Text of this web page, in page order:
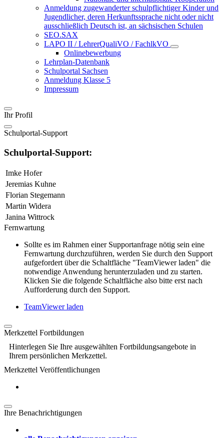
Anmeldung zugewanderter schulpflichtiger Kinder und
Jugendlicher, deren Herkunftssprache nicht oder nicht
ausschließlich Deutsch ist, an sächsischen Schulen
SEO.SAX
LAPO II / LehrerQualiVO / FachlkVO
Onlinebewerbung
Lehrplan-Datenbank
Schulportal Sachsen
Anmeldung Klasse 5
Impressum
Ihr Profil
Schulportal-Support
Schulportal-Support:
Imke Hofer
Jeremias Kuhne
Florian Stegemann
Martin Widera
Janina Wittrock
Fernwartung
Sollte es im Rahmen einer Supportanfrage nötig sein eine
Fernwartung durchzuführen, werden Sie durch den Support
aufgefordert über die Schaltfläche "TeamViewer laden" die
notwendige Anwendung herunterzuladen und zu starten.
Klicken Sie die folgende Schaltfläche also bitte erst nach
Aufforderung durch den Support.
TeamViewer laden
Merkzettel Fortbildungen
Hinterlegen Sie Ihre ausgewählten Fortbildungsangebote in
Ihrem persönlichen Merkzettel.
Merkzettel Veröffentlichungen
Ihre Benachrichtigungen